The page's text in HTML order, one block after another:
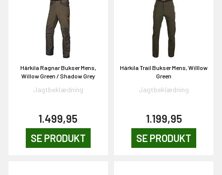
Härkila Ragnar Bukser Mens,
Willow Green / Shadow Grey
Jagtbeklædning
1.499,95
SE PRODUKT
Härkila Trail Bukser Mens, Willlow
Green
Jagtbeklædning
1.199,95
SE PRODUKT